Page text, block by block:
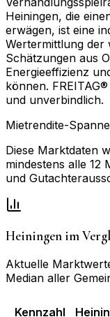
Heiningen, die
erwägen, ist eine
Wertermittlung
Schätzungen aus
Energieeffizienz
können.
und unverbindlich.
Mietrendite-
Diese Marktdaten
mindestens alle 12
und
Heiningen im
Aktuelle
Median aller
Kennzahl